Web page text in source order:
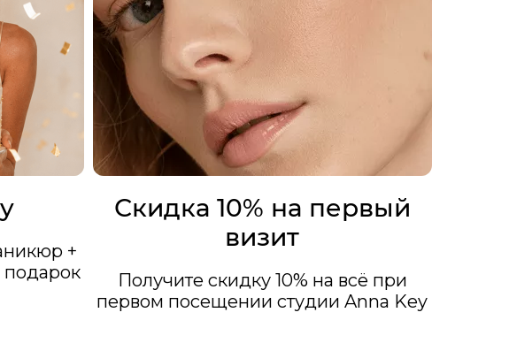
+
подарок
Скидка 10% на первый
визит
Получите скидку 10% на всё при
первом посещении студии Anna Key